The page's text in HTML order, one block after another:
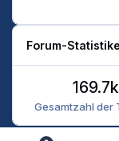
Forum-
Gesamtzahl der
169.7k